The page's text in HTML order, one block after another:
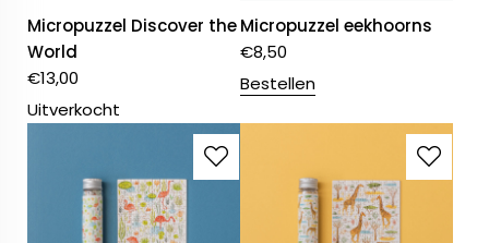
Micropuzzel Discover the
World
€13,00
Uitverkocht
Micropuzzel eekhoorns
€8,50
Bestellen